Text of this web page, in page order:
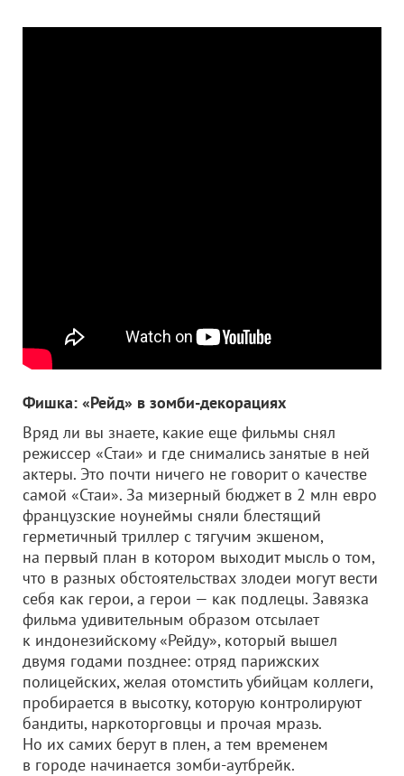
Фишка: «Рейд» в зомби-декорациях
Вряд ли вы знаете, какие еще фильмы снял
режиссер «Стаи» и где снимались занятые в ней
актеры. Это почти ничего не говорит о качестве
самой «Стаи». За мизерный бюджет в 2 млн евро
французские ноунеймы сняли блестящий
герметичный триллер с тягучим экшеном,
на первый план в котором выходит мысль о том,
что в разных обстоятельствах злодеи могут вести
себя как герои, а герои — как подлецы. Завязка
фильма удивительным образом отсылает
к индонезийскому «Рейду», который вышел
двумя годами позднее: отряд парижских
полицейских, желая отомстить убийцам коллеги,
пробирается в высотку, которую контролируют
бандиты, наркоторговцы и прочая мразь.
Но их самих берут в плен, а тем временем
в городе начинается зомби-аутбрейк.